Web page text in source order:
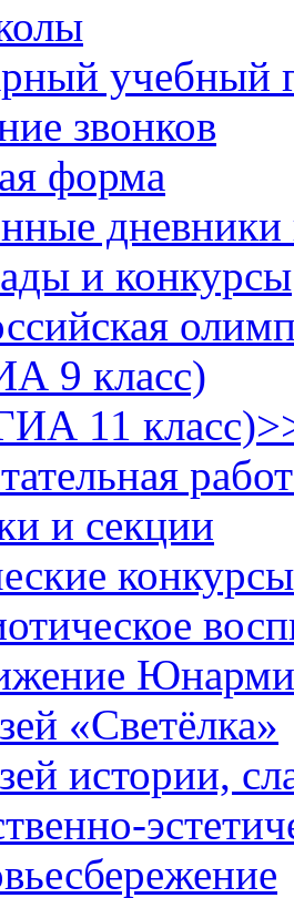
учебный
звонков
форма
и конкурсы
9 класс)
11
и секции
конкурсы
«Светёлка»
истории,